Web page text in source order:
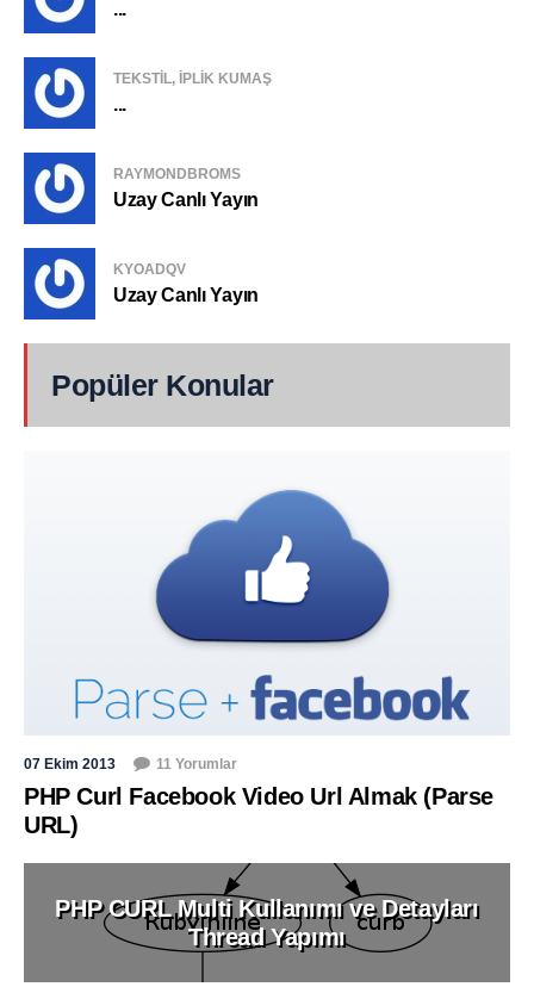
...
TEKSTIL, IPLIK KUMAŞ
...
RAYMONDBROMS
Uzay Canlı Yayın
KYOADQV
Uzay Canlı Yayın
Popüler Konular
07 Ekim 2013 11 Yorumlar
PHP Curl Facebook Video Url Almak (Parse
URL)
PHP CURL Multi Kullanımı ve Detayları
Thread Yapımı